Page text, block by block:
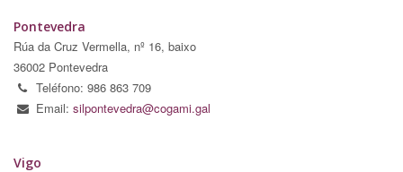
Pontevedra
Rúa da Cruz Vermella, nº 16, baixo
36002 Pontevedra
Teléfono: 986 863 709
Email: silpontevedra@cogami.gal
Vigo